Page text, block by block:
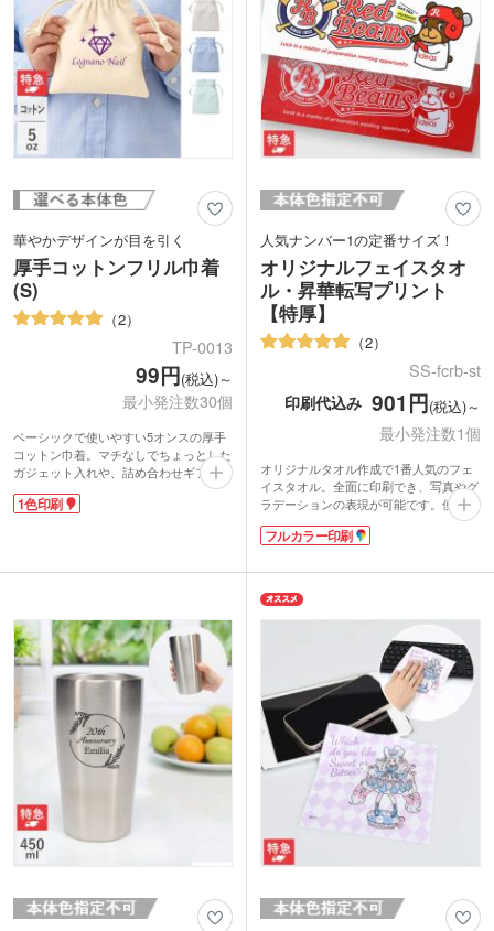
華やかデザインが目を引く
厚手コットンフリル巾着
(S)
2
TP-0013
99円(税込)～
最小発注数30個
ベーシックで使いやすい5オンスの厚手
コットン巾着。マチなしでちょっとした
ガジェット入れや、詰め合わせギフト用
袋にぴったりです。紐部分は共生地を使
用。高級感のある印象です。
す。
1色印刷
人気ナンバー1の定番サイズ！
オリジナルフェイスタオ
ル・昇華転写プリント
【特厚】
2
SS-fcrb-st
印刷代込み 901円(税込)～
最小発注数1個
オリジナルタオル作成で1番人気のフェ
イスタオル。全面に印刷でき、写真やグ
ラデーションの表現が可能です。使い勝
手の良い定番サイズは、部活のチームタ
オルや応援グッズ、卒業記念品、アーテ
表面はなめらかさが特徴のラビットタッ
チ、裏面は吸水性のあるコットン素材を
使用。しっかり厚みのある特厚タイプで
す。表示価格は印刷代込みの格安価格！
フルカラーのデザインも1色のデザイン
も同価格でご対応。1枚からの小ロット
でご注文いただけます。
フルカラー印刷